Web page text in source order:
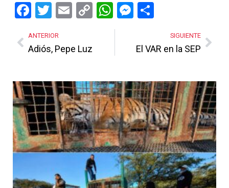
Facebook
Twitter
EmailCopy
Link
WhatsApp
Messenger
ANTERIOR
Adiós, Pepe Luz
SIGUIENTE
El VAR en la SEP
Más Noticias